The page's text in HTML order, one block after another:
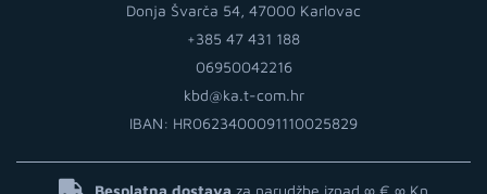
Donja Švarča 54, 47000 Karlovac
+385 47 431 188
06950042216
kbd@ka.t-com.hr
IBAN: HR0623400091110025829
Besplatna dostava za narudžbe iznad ∞ € ∞ Kn